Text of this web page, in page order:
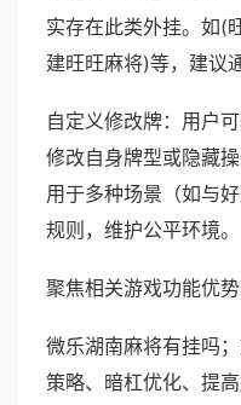
实存在此类外挂。如(
建旺旺麻将)等，建议
自定义修改牌：用户
修改自身牌型或隐藏
用于多种场景（如与
规则，维护公平环境。
聚焦相关游戏功能优势
微乐湖南麻将有挂吗
策略、暗杠优化、提